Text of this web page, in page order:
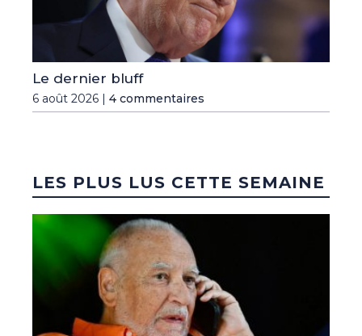
Le dernier bluff
6 août 2026 | 4 commentaires
LES PLUS LUS CETTE SEMAINE